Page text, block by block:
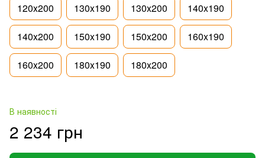
120x200 130x190 130x200 140x190
140x200 150x190 150x200 160x190
160x200 180x190 180x200
В наявності
2 234 грн